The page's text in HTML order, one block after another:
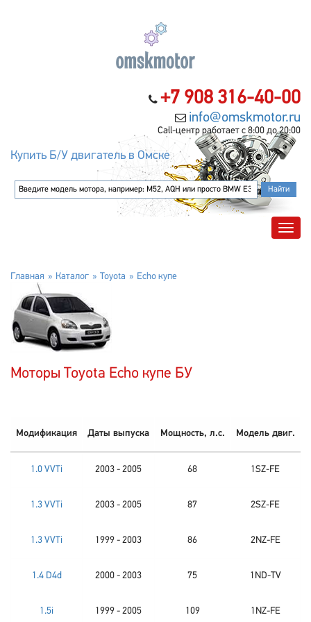
+7 908 316-40-00
info@omskmotor.ru
Call-центр работает с 8:00 до 20:00
Купить Б/У двигатель в Омске
Главная Каталог Toyota Echo купе
Моторы Toyota Echo купе БУ
Модификация Даты выпуска Мощность, л.с. Модель двиг.
1.0 VVTi 2003 - 2005 68 1SZ-FE
1.3 VVTi 2003 - 2005 87 2SZ-FE
1.3 VVTi 1999 - 2003 86 2NZ-FE
1.4 D4d 2000 - 2003 75 1ND-TV
1.5i 1999 - 2005 109 1NZ-FE